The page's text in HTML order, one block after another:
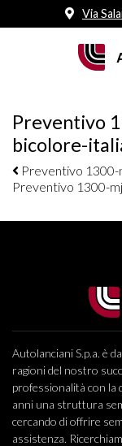
Via
Preventivo
bicolore-
Preventivo
Preventivo 1300-
Autolanciani S.p.a. è
ragioni del nostro
professionalità con la
anni una struttura
cercando di offrire
assistenza.